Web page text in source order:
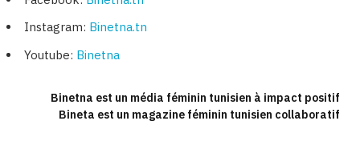
Instagram: Binetna.tn
Youtube: Binetna
Binetna est un média féminin tunisien à impact positif
Bineta est un magazine féminin tunisien collaboratif